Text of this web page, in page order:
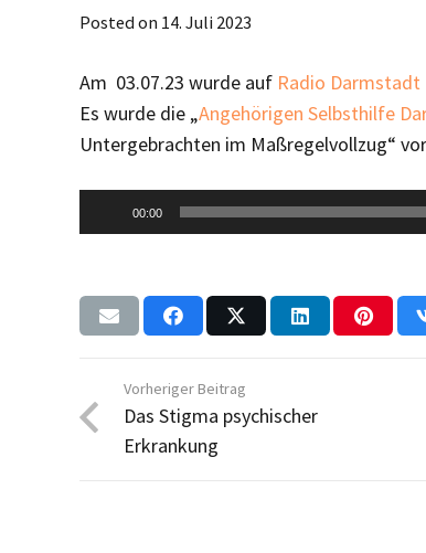
Posted on 14. Juli 2023
Am 03.07.23 wurde auf Radio Darmstadt
Es wurde die „Angehörigen Selbsthilfe
Untergebrachten im Maßregelvollzug“
Player
00:00
Vorheriger Beitrag
Das Stigma psychischer
Erkrankung